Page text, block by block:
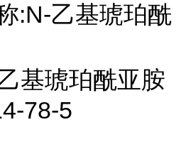
:N-乙基琥珀酰
基琥珀酰亚胺
78-5